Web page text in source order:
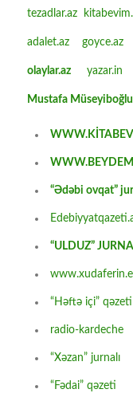
tezadlar.az
adalet.az goyce.az
olaylar.az yazar.in
Mustafa
“Ədəbi ovqat”
“ULDUZ”
“Həftə içi” qəzeti
radio-kardeche
“Xəzan” jurnalı
“Fədai” qəzeti